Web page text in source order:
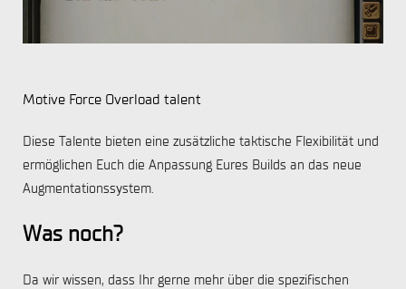
Motive Force Overload talent
Diese Talente bieten eine zusätzliche taktische Flexibilität und
ermöglichen Euch die Anpassung Eures Builds an das neue
Augmentationssystem.
Was noch?
Da wir wissen, dass Ihr gerne mehr über die spezifischen